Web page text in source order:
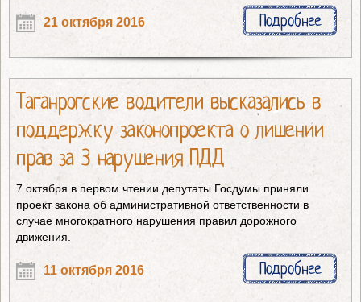
21 октября 2016 Подробнее
Таганрогские водители высказались в
поддержку законопроекта о лишении
прав за 3 нарушения ПДД
7 октября в первом чтении депутаты Госдумы приняли
проект закона об административной ответственности в
случае многократного нарушения правил дорожного
движения.
11 октября 2016 Подробнее